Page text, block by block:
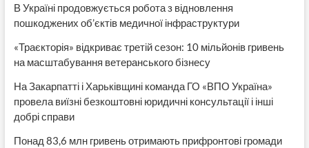
В Україні продовжується робота з відновлення
пошкоджених об’єктів медичної інфраструктури
«Траєкторія» відкриває третій сезон: 10 мільйонів гривень
на масштабування ветеранського бізнесу
На Закарпатті і Харьківщині команда ГО «ВПО Україна»
провела виїзні безкоштовні юридичні консультації і інші
добрі справи
Понад 83,6 млн гривень отримають прифронтові громади